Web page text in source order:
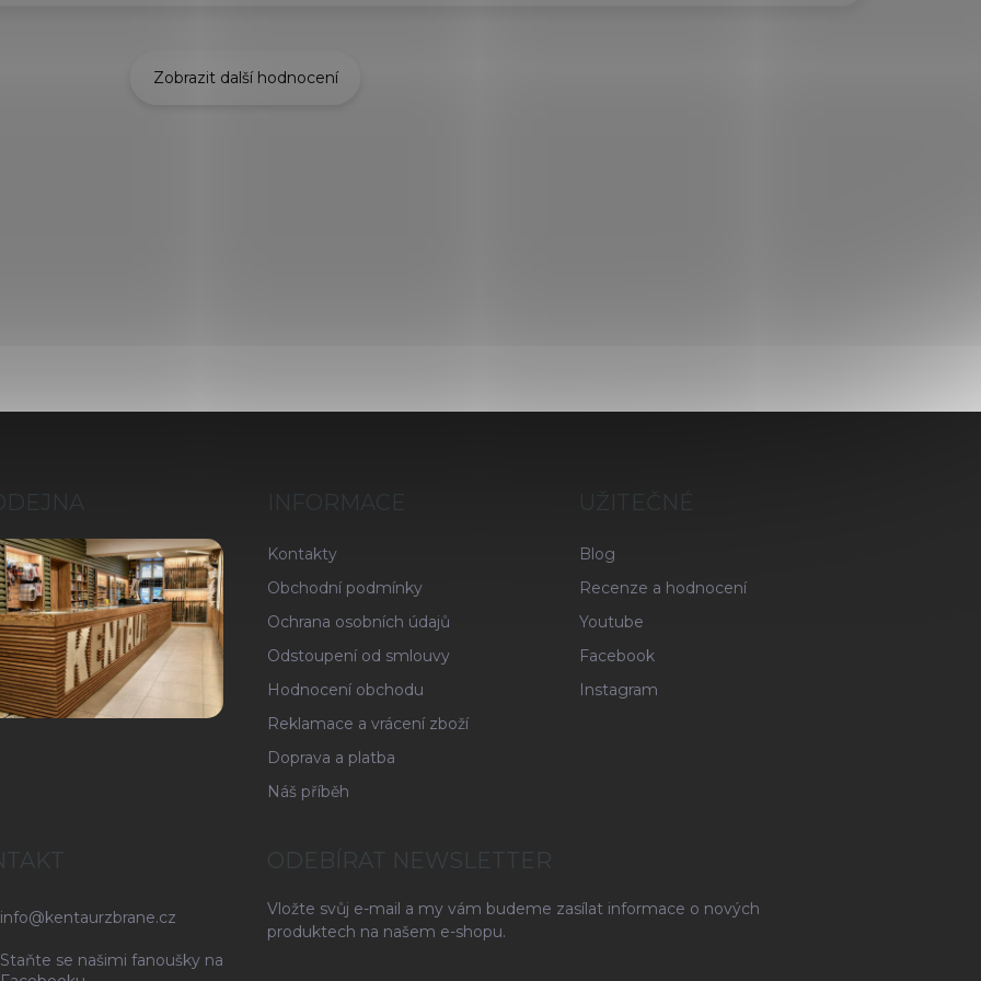
Zobrazit další hodnocení
INFORMACE
Kontakty
Obchodní podmínky
Ochrana osobních údajů
Odstoupení od smlouvy
Hodnocení obchodu
Reklamace a vrácení zboží
Doprava a platba
Náš příběh
UŽITEČNÉ
Blog
Recenze a hodnocení
Youtube
Facebook
Instagram
info@kentaurzbrane.cz
Staňte se našimi fanoušky na
ODEBÍRAT NEWSLETTER
Vložte svůj e-mail a my vám budeme zasílat informace o nových
produktech na našem e-shopu.